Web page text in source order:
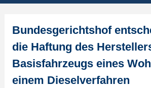
Bundesgerichtshof
die Haftung des
Basisfahrzeugs eines
einem Dieselverfahren